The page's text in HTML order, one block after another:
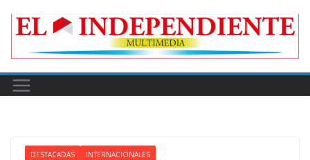
DESTACADAS INTERNACIONALES